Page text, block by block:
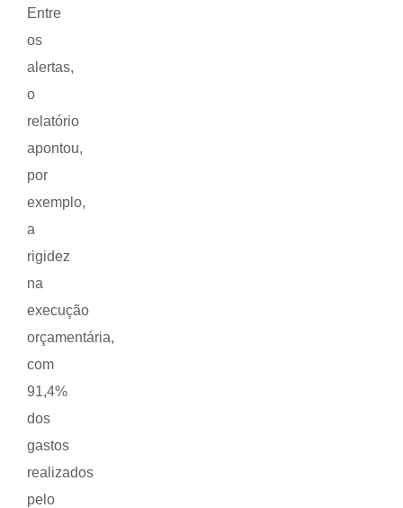
Entre
os
alertas,
o
relatório
apontou,
por
exemplo,
a
rigidez
na
execução
orçamentária,
com
91,4%
dos
gastos
realizados
pelo